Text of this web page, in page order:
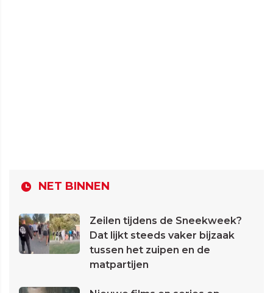
NET BINNEN
Zeilen tijdens de Sneekweek?
Dat lijkt steeds vaker bijzaak
tussen het zuipen en de
matpartijen